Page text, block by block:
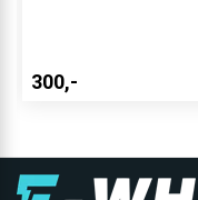
300,-